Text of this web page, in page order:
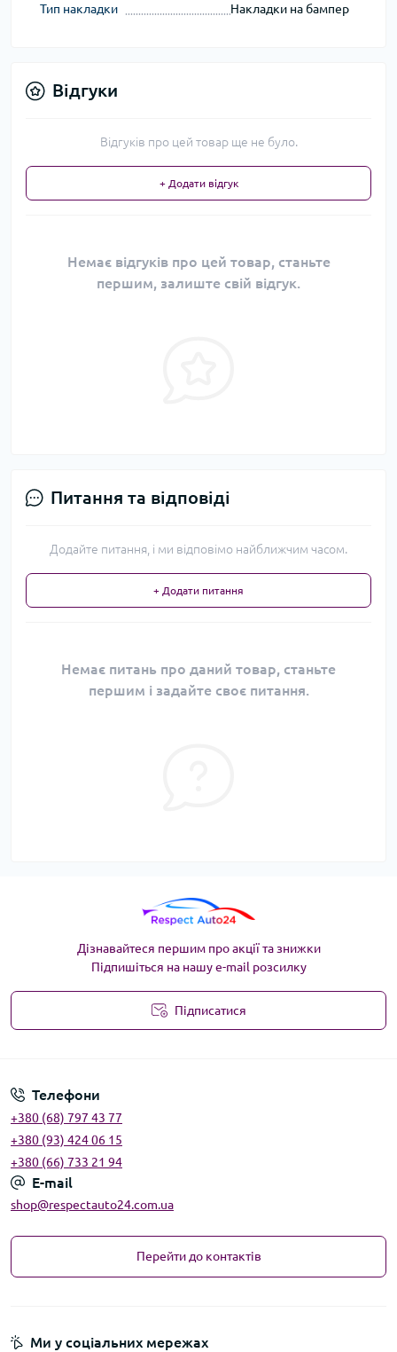
Тип накладки Накладки на бампер
Відгуки
Відгуків про цей товар ще не було.
+ Додати відгук
Немає відгуків про цей товар, станьте
першим, залиште свій відгук.
Питання та відповіді
Додайте питання, і ми відповімо найближчим часом.
+ Додати питання
Немає питань про даний товар, станьте
першим і задайте своє питання.
Дізнавайтеся першим про акції та знижки
Підпишіться на нашу e-mail розсилку
Підписатися
Телефони
+380 (68) 797 43 77
+380 (93) 424 06 15
+380 (66) 733 21 94
E-mail
shop@respectauto24.com.ua
Перейти до контактів
Ми у соціальних мережах